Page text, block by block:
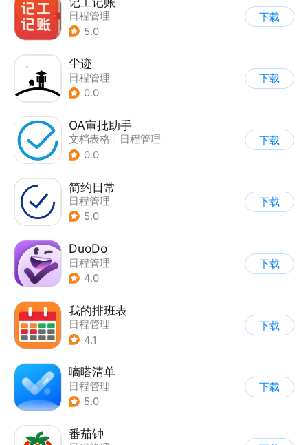
日程管理
5.0
下载
尘迹
日程管理
0.0
下载
OA审批助手
文档表格
日程管理
0.0
下载
简约日常
日程管理
5.0
下载
DuoDo
日程管理
4.0
下载
我的排班表
日程管理
4.1
下载
嘀嗒清单
日程管理
5.0
下载
番茄钟